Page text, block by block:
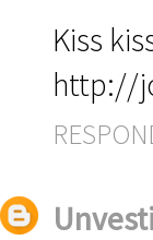
Kiss
http://